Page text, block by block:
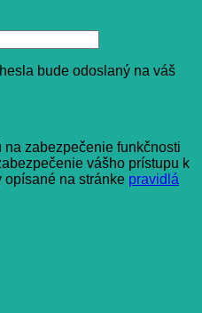
bude odoslaný na váš
zabezpečenie funkčnosti
vášho prístupu k
opísané na stránke pravidlá